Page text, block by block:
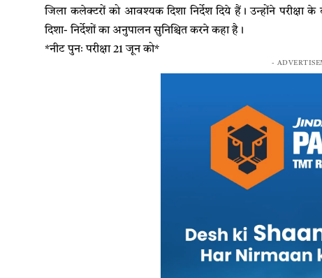
जिला कलेक्टरों को आवश्यक दिशा निर्देश दिये हैं। उन्होंने परीक्षा के
दिशा- निर्देशों का अनुपालन सुनिश्चित करने कहा है।
*नीट पुनः परीक्षा 21 जून को*
-